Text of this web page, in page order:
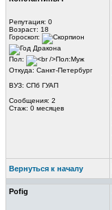
Репутация: 0
Возраст: 18
Гороскоп:
Пол:
Откуда: Санкт-Петербург
ВУЗ: СПб ГУАП
Сообщения: 2
Стаж: 0 месяцев
Вернуться к началу
Pofig